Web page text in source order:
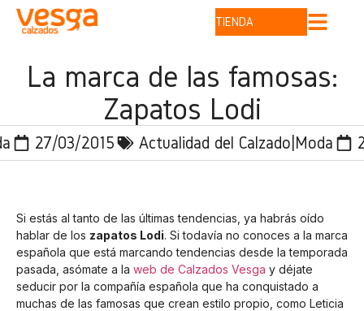
TIENDA
La marca de las famosas:
Zapatos Lodi
27/03/2015 Actualidad del Calzado|Moda
Si estás al tanto de las últimas tendencias, ya habrás oído
hablar de los zapatos Lodi. Si todavía no conoces a la marca
española que está marcando tendencias desde la temporada
pasada, asómate a la web de Calzados Vesga y déjate
seducir por la compañía española que ha conquistado a
muchas de las famosas que crean estilo propio, como Leticia